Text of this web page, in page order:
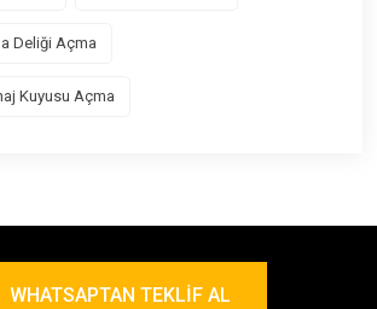
Deliği Açma
Kuyusu Açma
WHATSAPTAN TEKLIF AL